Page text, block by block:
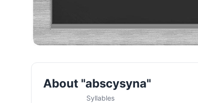
About "abscysyna"
Syllables